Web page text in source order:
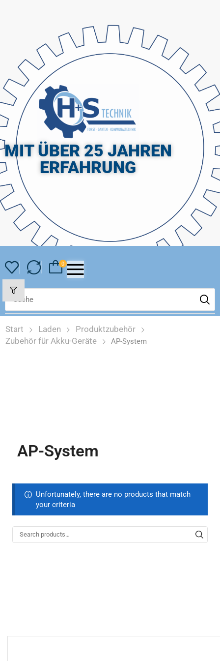
MIT ÜBER 25 JAHREN
ERFAHRUNG
0
Start Laden
Produktzubehör
Zubehör für Akku-Geräte
AP-System
AP-System
Unfortunately, there are no products that match
your criteria